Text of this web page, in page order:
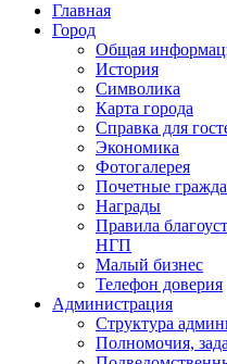
Главная
Город
Общая
История
Символика
Карта города
Справка для
Экономика
Фотогалерея
Почетные
Награды
Правила
НГП
Малый бизнес
Телефон доверия
Администрация
Структура
Полномочия,